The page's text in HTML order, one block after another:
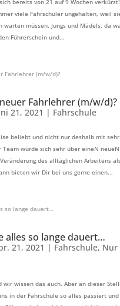
viele Fahrschüler ungehalten, weil
warten müssen. Jungs und Mädels, da
Führerschein und...
Fahrlehrer (m/w/d)?
21, 2021 | Fahrschule
beliebt und nicht nur deshalb mit
Team würde sich sehr über eineN
des alltäglichen Arbeitens
bieten wir Dir bei uns gerne einen...
alles so lange dauert…
21, 2021 | Fahrschule, Nur
wissen das auch. Aber an dieser
in der Fahrschule so alles passiert und